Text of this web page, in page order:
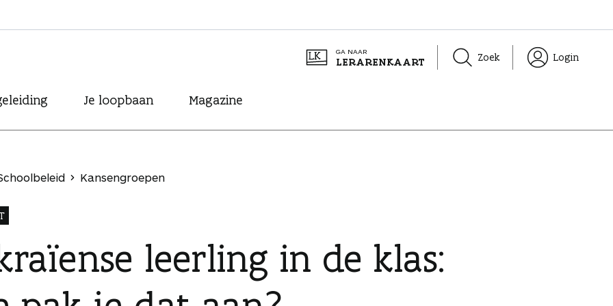
GA NAAR
LERARENKAART Zoek Login
Je loopbaan Magazine
Kansengroepen
leerling in de klas: